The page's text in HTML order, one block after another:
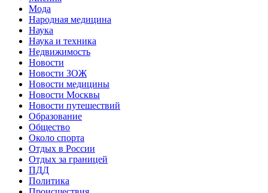
Мода
Народная медицина
Наука
Наука и техника
Недвижимость
Новости
Новости ЗОЖ
Новости медицины
Новости Москвы
Новости путешествий
Образование
Общество
Около спорта
Отдых в России
Отдых за границей
ПДД
Политика